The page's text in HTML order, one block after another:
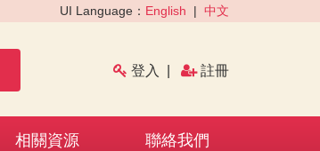
UI Language： English | 中文
登入 註冊
相關資源 聯絡我們